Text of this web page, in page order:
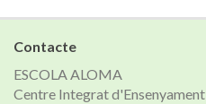
Contacte
ESCOLA ALOMA
Centre Integrat d'Ensenyament